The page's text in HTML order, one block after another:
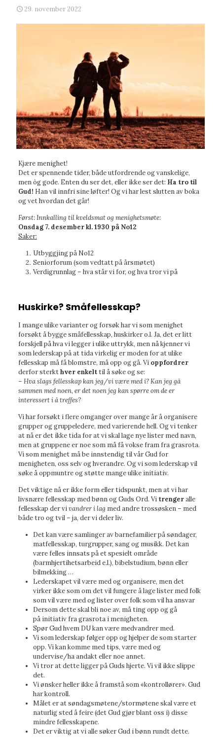
29. november 2022
Kjære menighet!
Det er spennende tider, både utfordrende og vanskelige,
men òg gode. Enten du ser det, eller ikke ser det: Ha tro til
Gud! Han vil innfri sine løfter! Og vi har lest slutten av boka
og vet hvordan det går!
Først: Innkalling til kveldsmat og menighetsmøte:
Onsdag 7. desember kl. 1930 på No12
Saker:
Utbyggjing på No12
Seniorforum (som vedtatt på årsmøtet)
Verdigrunnlag – hva står vi for, og hva tror vi på
Huskirke? Småfellesskap?
I mange ulike varianter og forsøk har vi som menighet
forsøkt å bygge småfellesskap, huskirker o.l. Ja, det er litt
forskjell på hva vi legger i ulike uttrykk, men nå kjenner vi
som lederskap på at tida virkelig er moden for at ulike
fellesskap må få blomstre, må opp og gå. Vi oppfordrer
derfor sterkthver enkelttil å søke og se:
– Hva slags fellesskap kan jeg/vi være med i? Kan jeg gå
sammen med noen, er det noen jeg kan spørre om de er
interessert i å treffes?
Vi har forsøkt i flere omganger over mange år å organisere
grupper og gruppeledere, med varierende hell. Og vi tenker
at nå er det ikke tida for at vi skal lage nye lister med navn,
men at gruppene er noe som må få vokse fram fra grasrota.
Vi som menighet må be innstendig til vår Gud for
menigheten, oss selv og hverandre. Og vi som lederskap vil
søke å oppmuntre og støtte mange ulike initiativ.
Det viktige nå er ikke form eller tidspunkt, men at vi har
livsnære fellesskap med bønn og Guds Ord. Vi trengeralle
fellesskap der vivandrer i lag med andre trossøsken – med
både tro og tvil – ja, der vi deler liv.
Det kan være samlinger av barnefamilier på søndager,
matfellesskap, turgrupper, sang og musikk. Det kan
være felles innsats på et spesielt område
(barmhjertihetsarbeid e.l.), bibelstudium, bønn eller
bilmekking …
Lederskapet vil være med og organisere, men det
virker ikke som om det vil fungere å lage lister med folk
som vil være med og lister over folk som vil ha ansvar
Dersom dette skal bli noe av, må ting opp og gå
på initiativ fra grasrota i menigheten.
Spør Gud hvem DU kan være medvandrer med.
Vi som lederskap følger opp og hjelper de som starter
opp. Vi kan komme med tips, være med og
undervise/ha andakt eller noe annet.
Vi tror at dette ligger på Guds hjerte. Vi vil ikke slippe
det.
Vi ønsker heller ikke å framstå som «kontrollører». Gud
har kontroll.
Målet er at søndagsmøtene/stormøtene skal være et
naturlig sted å feire (det Gud gjør blant oss i) disse
mindre fellesskapene.
Det er viktig at vi alle søker Gud i bønn rundt dette.